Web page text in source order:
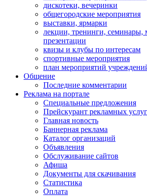
дискотеки, вечеринки
общегородские мероприятия
выставки, ярмарки
лекции, тренинги, семинары,
презентации
квизы и клубы по интересам
спортивные мероприятия
план мероприятий
Общение
Последние комментарии
Реклама на портале
Специальные предложения
Прейскурант рекламных услуг
Главная новость
Баннерная реклама
Каталог организаций
Объявления
Обслуживание сайтов
Афиша
Документы для скачивания
Статистика
Оплата